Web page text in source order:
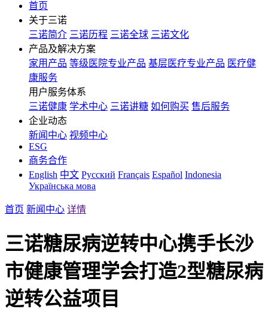
首页
关于三诺
三诺简介 三诺历程 三诺全球 三诺文化
产品及解决方案
家用产品 等级医院专业产品 基层医疗专业产品 医疗健
康服务
用户服务体系
三诺健康 学术中心 三诺讲糖 如何购买 售后服务
企业动态
新闻中心 视频中心
ESG
商务合作
English 中文 Русский Français Español Indonesia
Українська мова
首页 新闻中心 详情
三诺糖尿病逆转中心携手长沙
市健康管理学会打造2型糖尿病
逆转公益项目